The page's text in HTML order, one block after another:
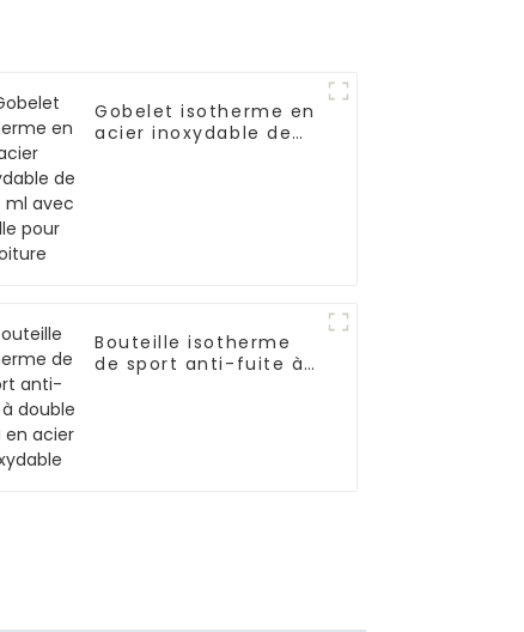
Gobelet isotherme en
acier inoxydable de
Bouteille isotherme
de sport anti-fuite à